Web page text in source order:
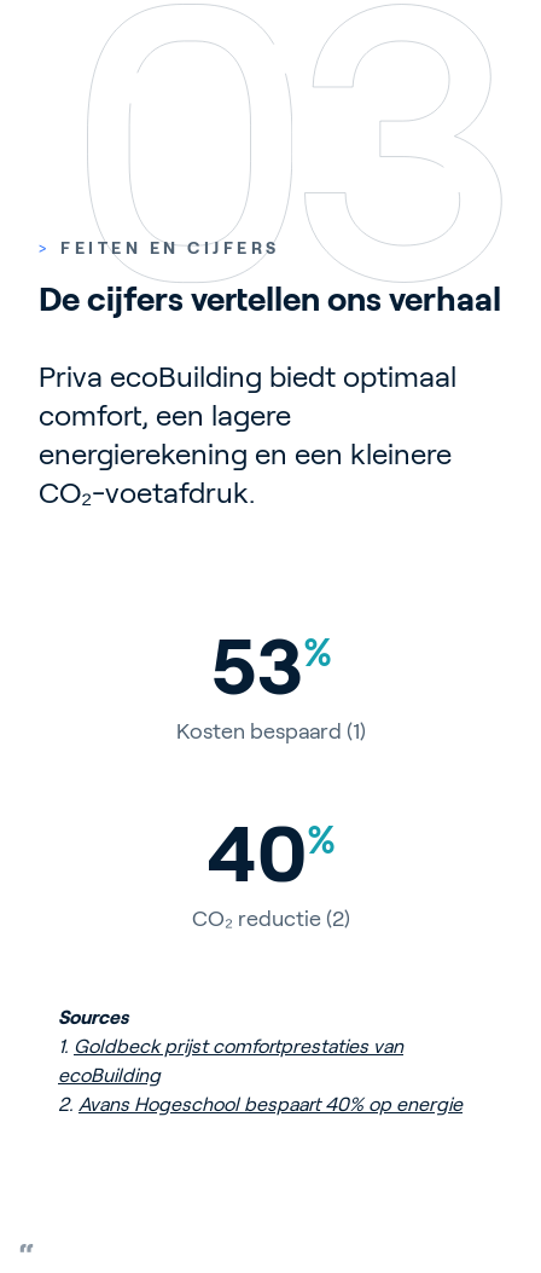
> FEITEN EN CIJFERS
De cijfers vertellen ons verhaal
Priva ecoBuilding biedt optimaal
comfort, een lagere
energierekening en een kleinere
CO₂-voetafdruk.
53%
Kosten bespaard (1)
40%
CO₂ reductie (2)
Sources
1. Goldbeck prijst comfortprestaties van
ecoBuilding
2. Avans Hogeschool bespaart 40% op energie